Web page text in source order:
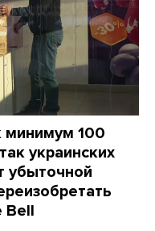
минимум 100
украинских
убыточной
Bell